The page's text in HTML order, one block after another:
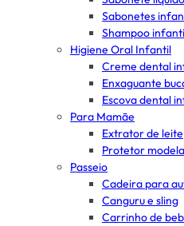
Sabonetes
Shampoo
Higiene Oral Infantil
Creme dental
Enxaguante
Escova dental
Para Mamãe
Extrator de leite
Protetor
Passeio
Cadeira para
Canguru e sling
Carrinho de